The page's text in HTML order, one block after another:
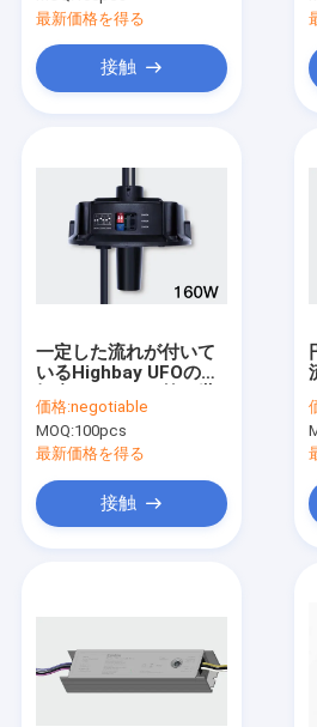
ビデオ
最新価格を得る
接触
一定した流れが付いて
いるHighbay UFOの運
代160w
価格:negotiable
MOQ:100pcs
最新価格を得る
接触